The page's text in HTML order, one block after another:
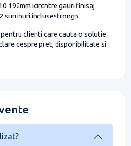
192mm icircntre gauri finisaj
suruburi inclusestrongp
clienti care cauta o solutie
despre pret, disponibilitate si